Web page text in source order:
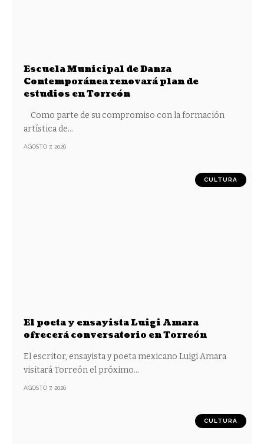
Escuela Municipal de Danza
Contemporánea renovará plan de
estudios en Torreón
Como parte de su compromiso con la formación
artística de…
AGOSTO 7, 2026
CULTURA
El poeta y ensayista Luigi Amara
ofrecerá conversatorio en Torreón
El escritor, ensayista y poeta mexicano Luigi Amara
visitará Torreón el próximo…
AGOSTO 7, 2026
CULTURA